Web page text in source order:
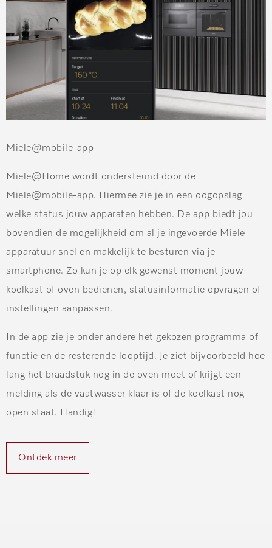
Miele@mobile-app
Miele@Home wordt ondersteund door de
Miele@mobile-app. Hiermee zie je in een oogopslag
welke status jouw apparaten hebben. De app biedt jou
bovendien de mogelijkheid om al je ingevoerde Miele
apparatuur snel en makkelijk te besturen via je
smartphone. Zo kun je op elk gewenst moment jouw
koelkast of oven bedienen, statusinformatie opvragen of
instellingen aanpassen.
In de app zie je onder andere het gekozen programma of
functie en de resterende looptijd. Je ziet bijvoorbeeld hoe
lang het braadstuk nog in de oven moet of krijgt een
melding als de vaatwasser klaar is of de koelkast nog
open staat. Handig!
Ontdek meer